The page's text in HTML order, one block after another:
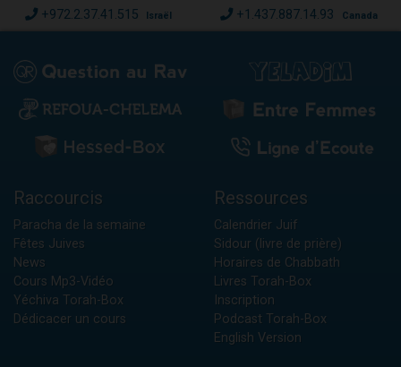
+972.2.37.41.515 Israël +1.437.887.14.93 Canada
Raccourcis
Paracha de la semaine
Fêtes Juives
News
Cours Mp3-Vidéo
Yéchiva Torah-Box
Dédicacer un cours
Ressources
Calendrier Juif
Sidour (livre de prière)
Horaires de Chabbath
Livres Torah-Box
Inscription
Podcast Torah-Box
English Version